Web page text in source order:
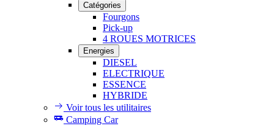
Catégories
Fourgons
Pick-up
4 ROUES MOTRICES
Energies
DIESEL
ELECTRIQUE
ESSENCE
HYBRIDE
Voir tous les utilitaires
Camping Car